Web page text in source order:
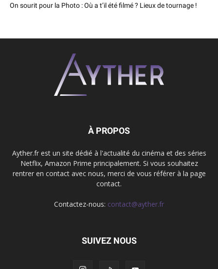
On sourit pour la Photo : Où a t’il été filmé ? Lieux de tournage !
À PROPOS
Ayther.fr est un site dédié à l'actualité du cinéma et des séries
Netflix, Amazon Prime principalement. Si vous souhaitez
rentrer en contact avec nous, merci de vous référer à la page
contact.
Contactez-nous: contact@ayther.fr
SUIVEZ NOUS